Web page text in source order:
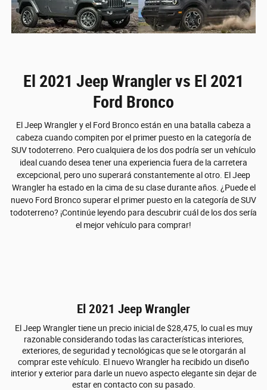
El 2021 Jeep Wrangler vs El 2021
Ford Bronco
El Jeep Wrangler y el Ford Bronco están en una batalla cabeza a
cabeza cuando compiten por el primer puesto en la categoría de
SUV todoterreno. Pero cualquiera de los dos podría ser un vehículo
ideal cuando desea tener una experiencia fuera de la carretera
excepcional, pero uno superará constantemente al otro. El Jeep
Wrangler ha estado en la cima de su clase durante años. ¿Puede el
nuevo Ford Bronco superar el primer puesto en la categoría de SUV
todoterreno? ¡Continúe leyendo para descubrir cuál de los dos sería
el mejor vehículo para comprar!
El 2021 Jeep Wrangler
El Jeep Wrangler tiene un precio inicial de $28,475, lo cual es muy
razonable considerando todas las características interiores,
exteriores, de seguridad y tecnológicas que se le otorgarán al
comprar este vehículo. El nuevo Wrangler ha recibido un diseño
interior y exterior para darle un nuevo aspecto elegante sin dejar de
estar en contacto con su pasado.